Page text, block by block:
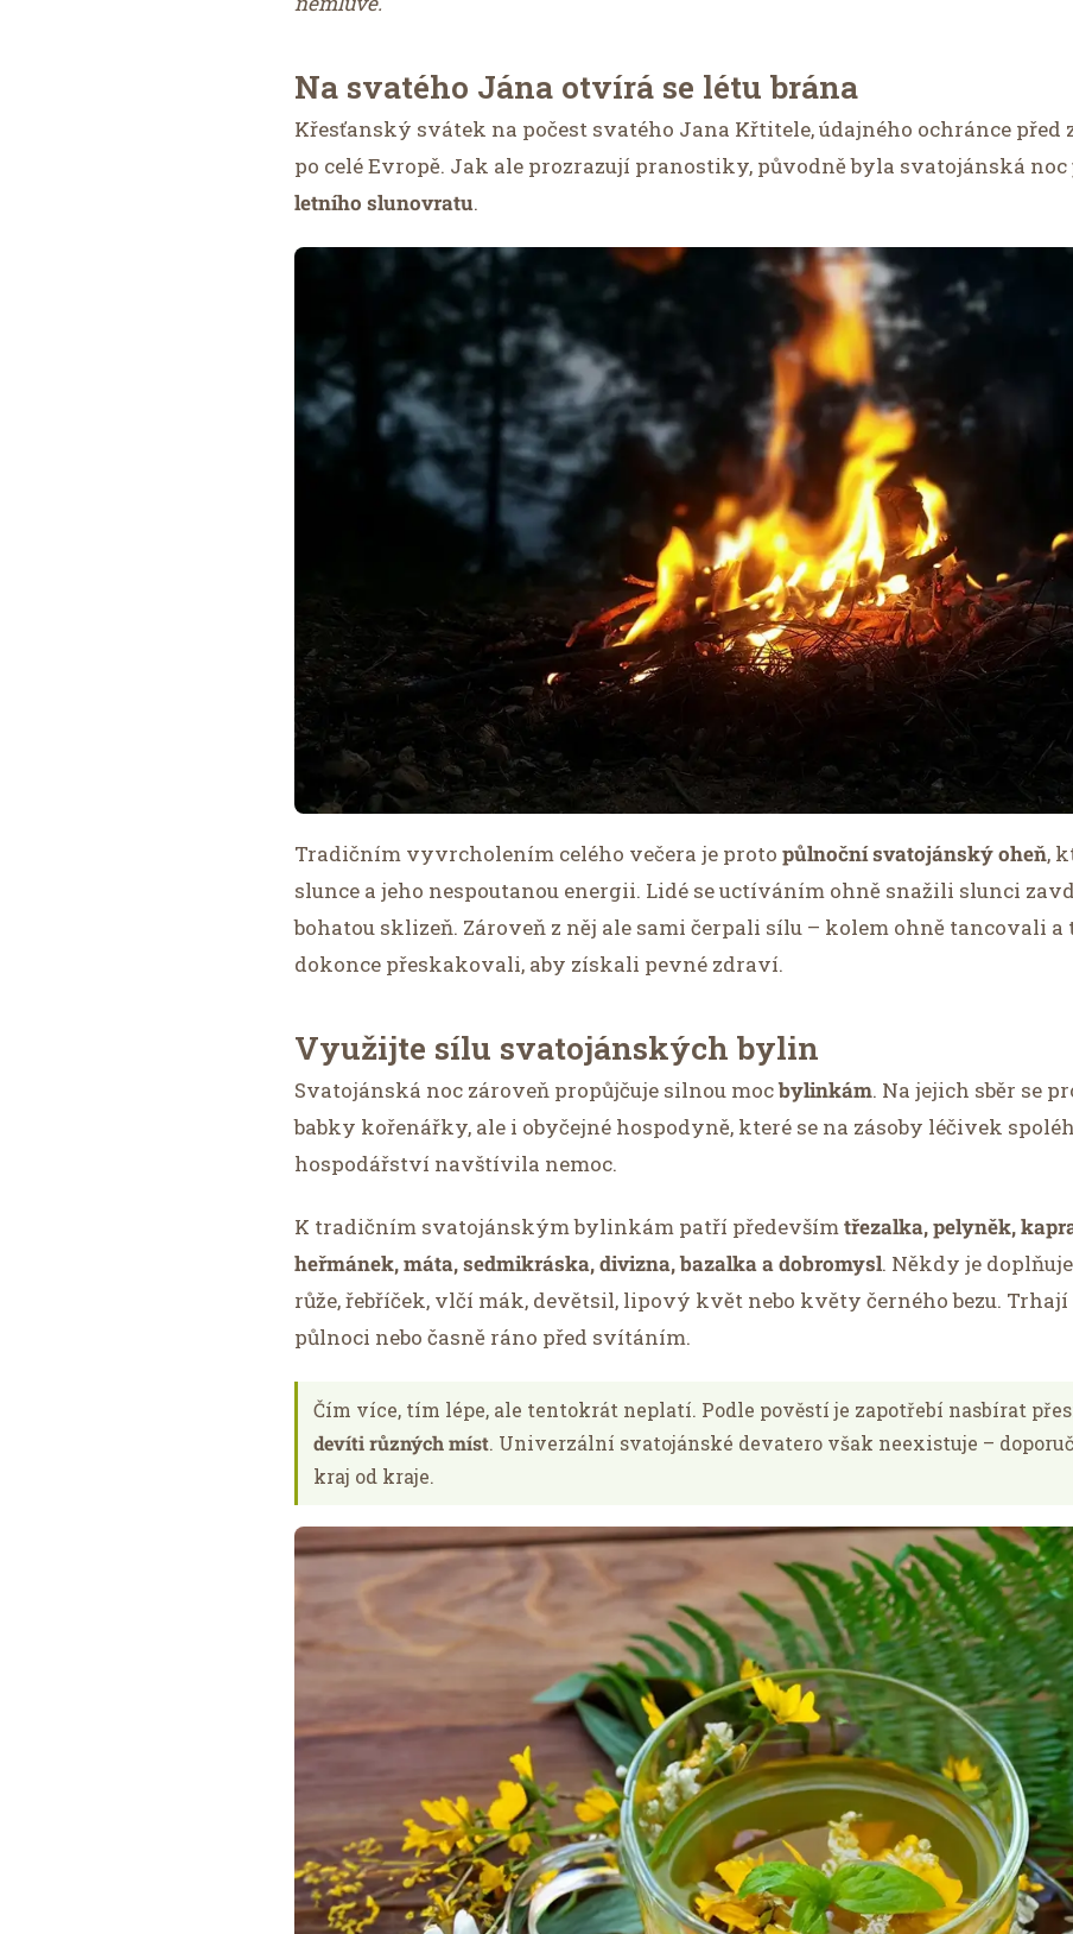
Na svatého Jána otvírá se létu brána
Křesťanský svátek na počest svatého Jana Křtitele, údajného ochránce před
po celé Evropě. Jak ale prozrazují pranostiky, původně byla svatojánská noc
letního slunovratu.
Tradičním vyvrcholením celého večera je proto půlnoční svatojánský oheň,
slunce a jeho nespoutanou energii. Lidé se uctíváním ohně snažili slunci
bohatou sklizeň. Zároveň z něj ale sami čerpali sílu – kolem ohně tancovali a
dokonce přeskakovali, aby získali pevné zdraví.
Využijte sílu svatojánských bylin
Svatojánská noc zároveň propůjčuje silnou mocbylinkám. Na jejich sběr se
babky kořenářky, ale i obyčejné hospodyně, které se na zásoby léčivek
hospodářství navštívila nemoc.
K tradičním svatojánským bylinkám patří předevšímtřezalka, pelyněk,
heřmánek, máta, sedmikráska, divizna, bazalka a dobromysl. Někdy je
růže, řebříček, vlčí mák, devětsil, lipový květ nebo květy černého bezu. Trhají
půlnoci nebo časně ráno před svítáním.
Čím více, tím lépe, ale tentokrát neplatí. Podle pověstí je zapotřebí nasbírat
devíti různých míst. Univerzální svatojánské devatero však neexistuje –
kraj od kraje.